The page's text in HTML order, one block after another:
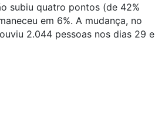
subiu quatro pontos (de 42%
em 6%. A mudança, no
2.044 pessoas nos dias 29 e